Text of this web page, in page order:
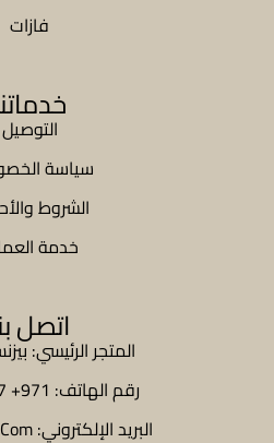
فازات
التوصيل
سياسة
الشروط
خدمة
اتصل
المتجر الرئيسي:
رقم الهاتف: 971+ 47 098 888
البريد الإلكتروني: Info@Hijine.Com